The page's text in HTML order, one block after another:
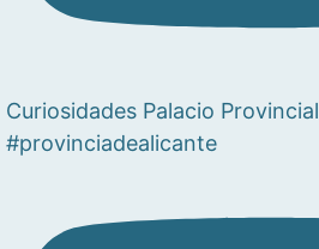
Curiosidades Palacio Provincial
#provinciadealicante